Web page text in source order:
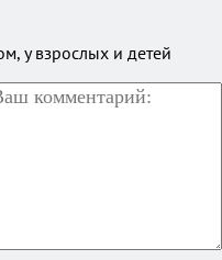
у взрослых и детей